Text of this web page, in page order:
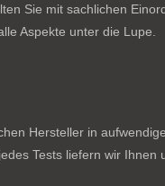
Sie mit sachlichen
Aspekte unter die Lupe.
Hersteller in
Tests liefern wir Ihnen